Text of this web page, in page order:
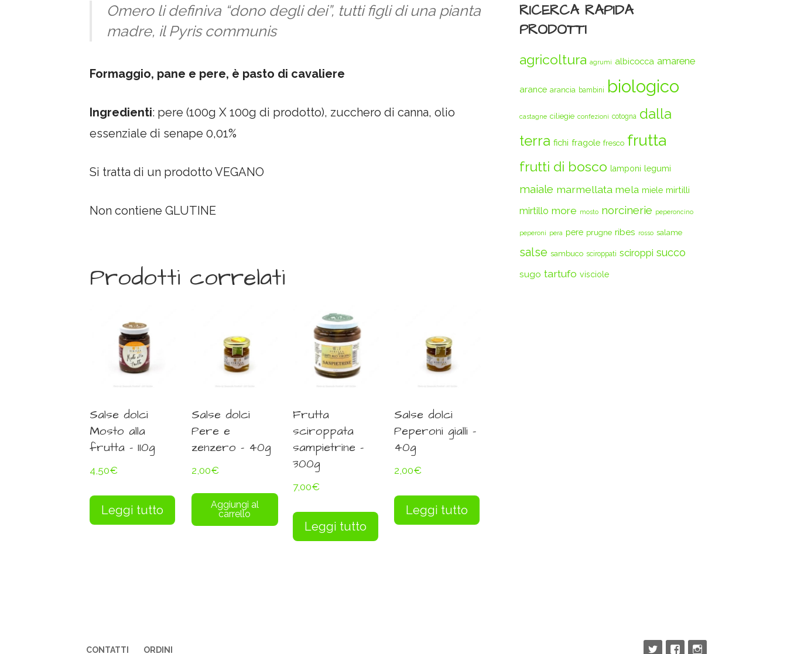
Omero li definiva “dono degli dei”, tutti figli di una pianta
madre, il Pyris communis
Formaggio, pane e pere, è pasto di cavaliere
Ingredienti: pere (100g X 100g di prodotto), zucchero di canna, olio
essenziale di senape 0,01%
Si tratta di un prodotto VEGANO
Non contiene GLUTINE
Prodotti correlati
Salse dolci
Mosto alla
frutta – 110g
4,50€
Leggi tutto
Salse dolci
Pere e
zenzero – 40g
2,00€
Aggiungi al
carrello
Frutta
sciroppata
sampietrine –
300g
7,00€
Leggi tutto
Salse dolci
Peperoni gialli –
40g
2,00€
Leggi tutto
RICERCA RAPIDA
PRODOTTI
agricoltura agrumi albicocca amarene
arance arancia bambini biologico
castagne ciliegie confezioni cotogna dalla
terra fichi fragole fresco frutta
frutti di bosco lamponi legumi
maiale marmellata mela miele mirtilli
mirtillo more mosto norcinerie peperoncino
peperoni pera pere prugne ribes rosso salame
salse sambuco sciroppati sciroppi succo
sugo tartufo visciole
CONTATTI ORDINI